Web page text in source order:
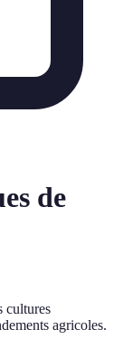
de
cultures
agricoles.